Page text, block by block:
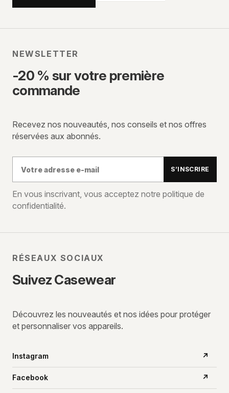
NEWSLETTER
-20 % sur votre première
commande
Recevez nos nouveautés, nos conseils et nos offres
réservées aux abonnés.
e-
mail
S’INSCRIRE
En vous inscrivant, vous acceptez notre politique de
confidentialité.
RÉSEAUX SOCIAUX
Suivez Casewear
Découvrez les nouveautés et nos idées pour protéger
et personnaliser vos appareils.
Instagram ↗
Facebook ↗